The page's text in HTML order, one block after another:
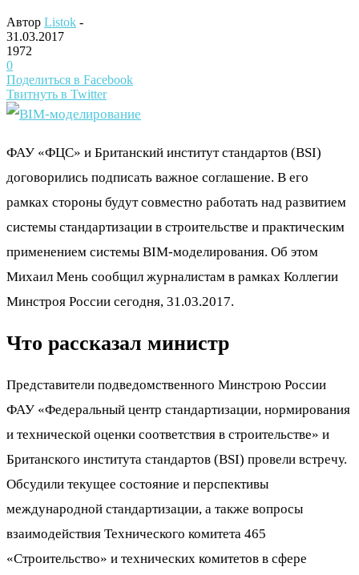
Автор Listok -
31.03.2017
1972
0
Поделиться в Facebook
Твитнуть в Twitter
ФАУ «ФЦС» и Британский институт стандартов (BSI)
договорились подписать важное соглашение. В его
рамках стороны будут совместно работать над развитием
системы стандартизации в строительстве и практическим
применением системы BIM-моделирования. Об этом
Михаил Мень сообщил журналистам в рамках Коллегии
Минстроя России сегодня, 31.03.2017.
Что рассказал министр
Представители подведомственного Минстрою России
ФАУ «Федеральный центр стандартизации, нормирования
и технической оценки соответствия в строительстве» и
Британского института стандартов (BSI) провели встречу.
Обсудили текущее состояние и перспективы
международной стандартизации, а также вопросы
взаимодействия Технического комитета 465
«Строительство» и технических комитетов в сфере